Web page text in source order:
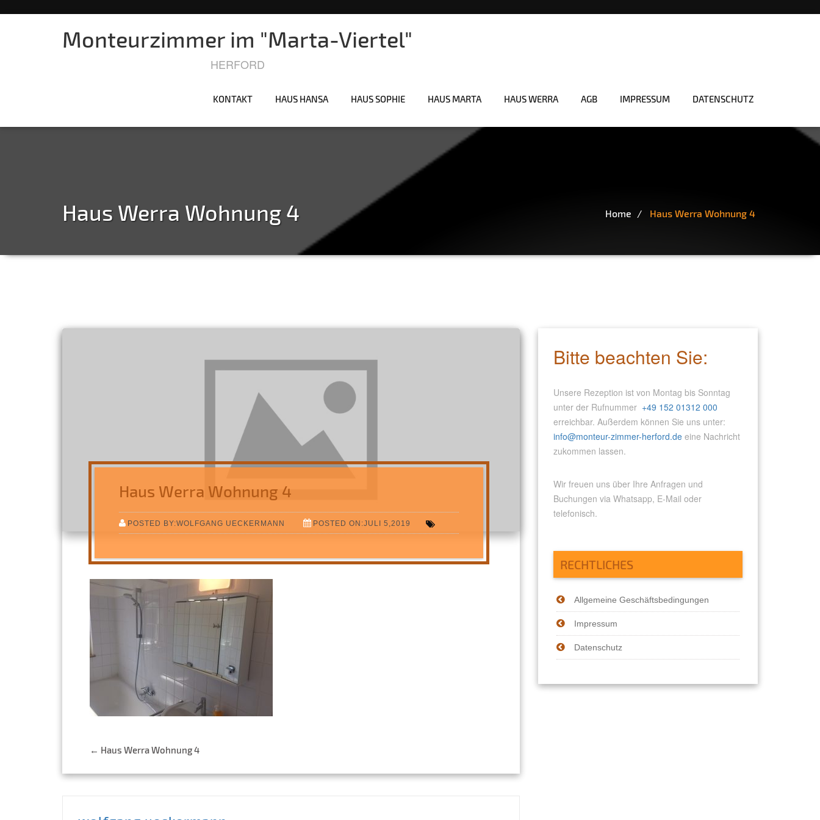
Monteurzimmer im "Marta-Viertel"
HERFORD
KONTAKT HAUS HANSA HAUS SOPHIE HAUS MARTA HAUS WERRA AGB IMPRESSUM DATENSCHUTZ
Haus Werra Wohnung 4 Home Haus Werra Wohnung 4
Haus Werra Wohnung 4
POSTED BY:WOLFGANG UECKERMANN POSTED ON:JULI 5,2019
Post
navigation
← Haus Werra Wohnung 4
Bitte beachten Sie:
Unsere Rezeption ist von Montag bis Sonntag
unter der Rufnummer +49 152 01312 000
erreichbar. Außerdem können Sie uns unter:
info@monteur-zimmer-herford.de eine Nachricht
zukommen lassen.
Wir freuen uns über Ihre Anfragen und
Buchungen via Whatsapp, E-Mail oder
telefonisch.
RECHTLICHES
Allgemeine Geschäftsbedingungen
Impressum
Datenschutz